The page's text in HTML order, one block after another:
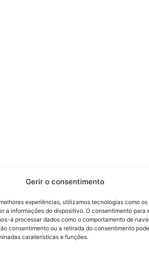
Gerir o consentimento
experiências, utilizamos tecnologias como
a informações do dispositivo. O consentimento para
á processar dados como o comportamento de
consentimento ou a retirada do consentimento
caraterísticas e funções.